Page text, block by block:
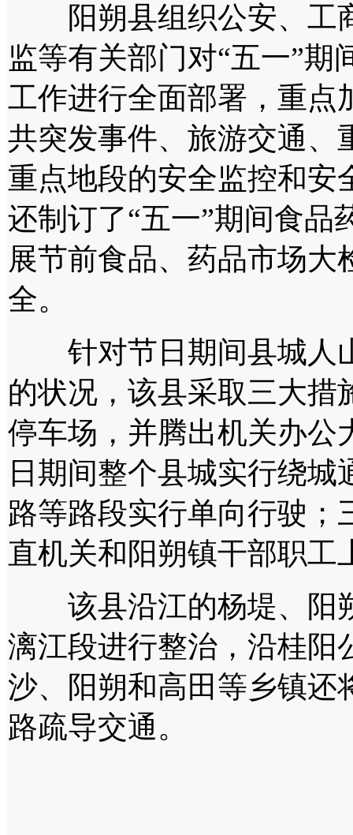
阳朔县组织公安、工
监等有关部门对“五一”
工作进行全面部署，重点
共突发事件、旅游交通、
重点地段的安全监控和安
还制订了“五一”期间食品
展节前食品、药品市场大
全。
针对节日期间县城人
的状况，该县采取三大措
停车场，并腾出机关办公
日期间整个县城实行绕
路等路段实行单向行驶；
直机关和阳朔镇干部职工
该县沿江的杨堤、阳
漓江段进行整治，沿桂阳
沙、阳朔和高田等乡镇还
路疏导交通。